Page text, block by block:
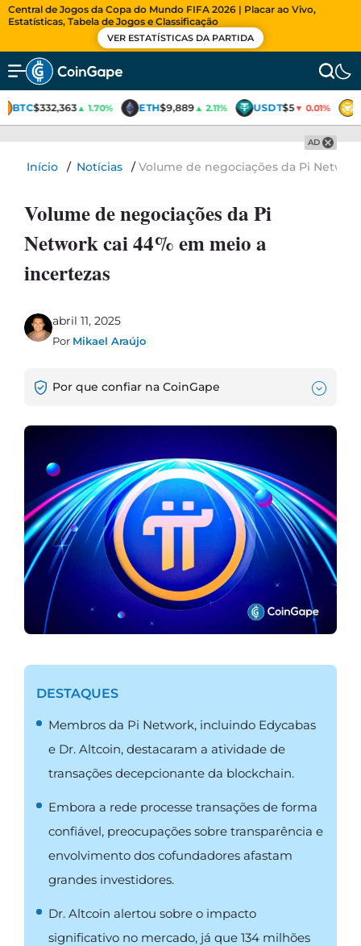
Central de Jogos da Copa do Mundo FIFA 2026 | Placar ao Vivo,
Estatísticas, Tabela de Jogos e Classificação
VER ESTATÍSTICAS DA PARTIDA
BTC$332,363▲ 1.70% ETH$9,889▲ 2.11% USDT$5▼ 0.01%
AD
Início / Notícias /Volume de negociações da Pi
Volume de negociações da Pi
Network cai 44% em meio a
incertezas
abril 11, 2025
Por Mikael Araújo
Por que confiar na CoinGape
DESTAQUES
Membros da Pi Network, incluindo Edycabas
e Dr. Altcoin, destacaram a atividade de
transações decepcionante da blockchain.
Embora a rede processe transações de forma
confiável, preocupações sobre transparência e
envolvimento dos cofundadores afastam
grandes investidores.
Dr. Altcoin alertou sobre o impacto
significativo no mercado, já que 134 milhões